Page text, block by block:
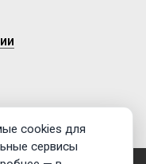
cookies для
сервисы